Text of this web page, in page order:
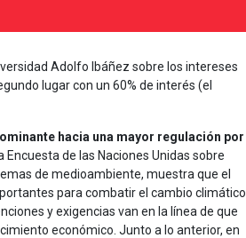
Adolfo Ibáñez sobre los intereses
lugar con un 60% de interés (el
hacia una mayor regulación por
Encuesta de las Naciones Unidas sobre
de medioambiente, muestra que el
para combatir el cambio climático.
y exigencias van en la línea de que
económico. Junto a lo anterior, en